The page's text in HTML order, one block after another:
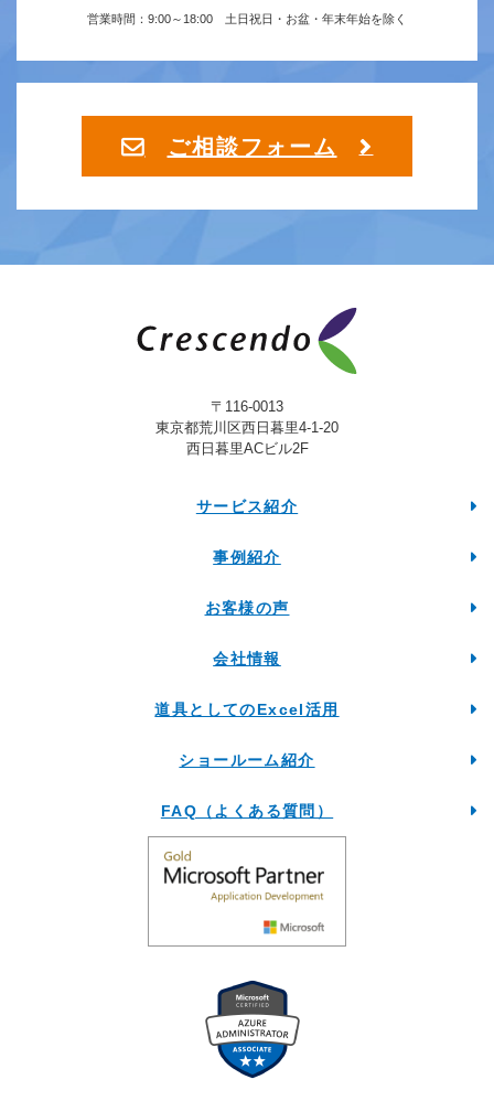
営業時間：9:00～18:00 土日祝日・お盆・年末年始を除く
ご相談フォーム
〒116-0013
東京都荒川区西日暮里4-1-20
西日暮里ACビル2F
サービス紹介
事例紹介
お客様の声
会社情報
道具としてのExcel活用
ショールーム紹介
FAQ（よくある質問）